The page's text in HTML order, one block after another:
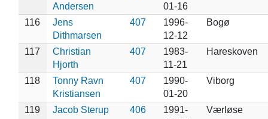
Andersen
01-16
116
Jens
Dithmarsen
407
1996-
12-12
Bogø
117
Christian
Hjorth
407
1983-
11-21
Hareskoven
118
Tonny Ravn
Kristiansen
407
1990-
01-20
Viborg
119 Jacob Sterup 406
1991-
Værløse